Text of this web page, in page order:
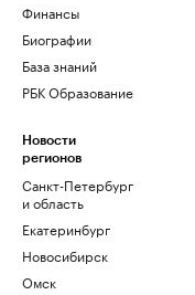
Финансы
Биографии
База знаний
РБК Образование
Новости
регионов
Санкт-Петербург
и область
Екатеринбург
Новосибирск
Омск